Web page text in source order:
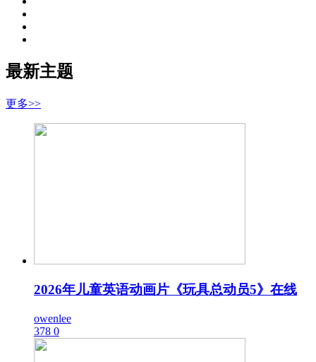
最新主题
更多>>
2026年儿童英语动画片《玩具总动员5》在线
owenlee
378 0